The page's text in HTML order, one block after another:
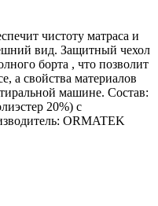
чистоту матраса и
вид. Защитный чехол
борта , что позволит
а свойства материалов
машине. Состав:
20%) с
ORMATEK